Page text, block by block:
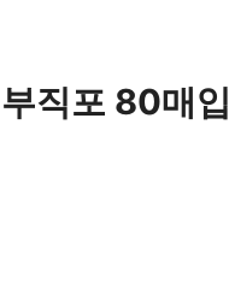
직포 80매입